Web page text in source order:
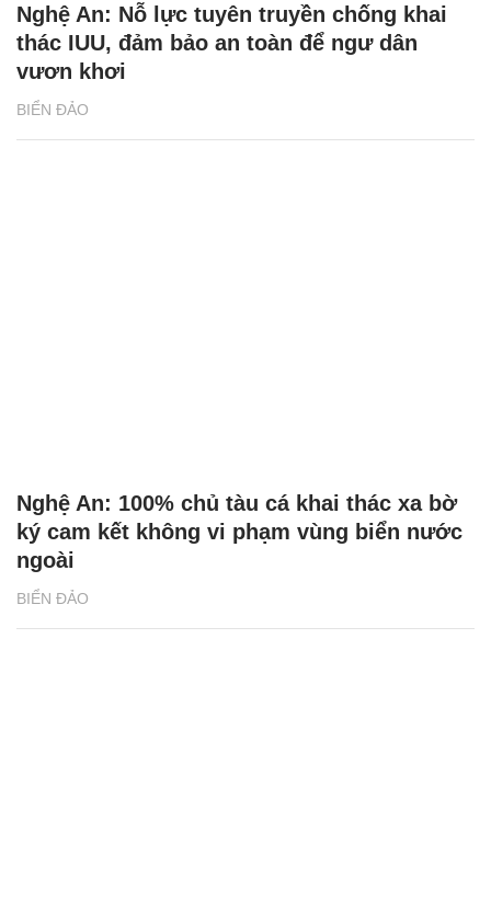
BIỂN ĐẢO
Nghệ An: Nỗ lực tuyên truyền chống khai
thác IUU, đảm bảo an toàn để ngư dân
vươn khơi
BIỂN ĐẢO
Nghệ An: 100% chủ tàu cá khai thác xa bờ
ký cam kết không vi phạm vùng biển nước
ngoài